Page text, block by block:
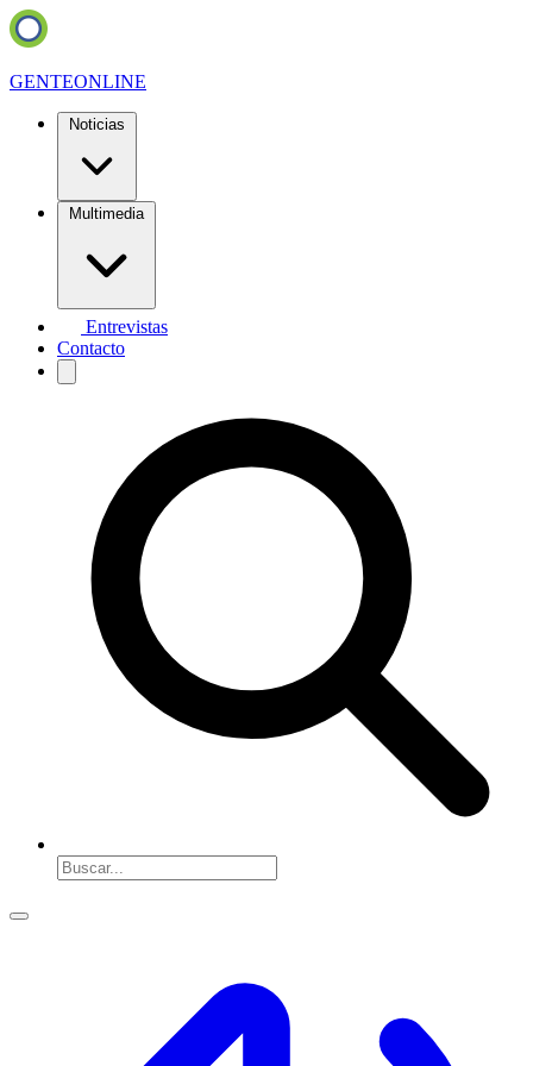
GENTEONLINE
Noticias
Multimedia
Entrevistas
Contacto